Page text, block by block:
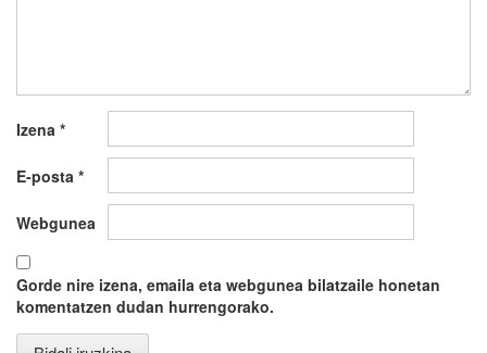
Izena *
E-posta *
Webgunea
Gorde nire izena, emaila eta webgunea bilatzaile honetan
komentatzen dudan hurrengorako.